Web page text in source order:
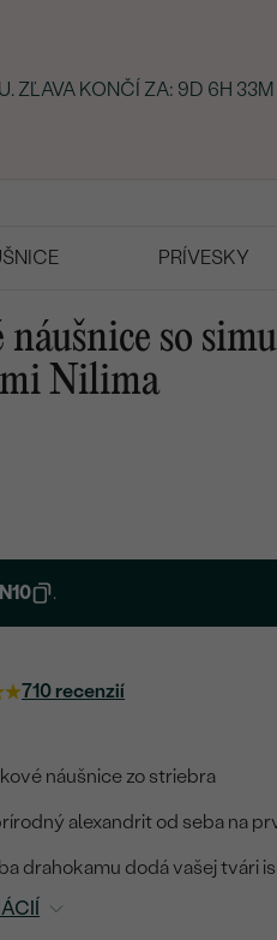
ZĽAVA KONČÍ ZA: 9D 6H
PRÍVESKY
so
Nilima
.
710 recenzií
náušnice zo striebra
alexandrit od seba na
drahokamu dodá vašej tvári